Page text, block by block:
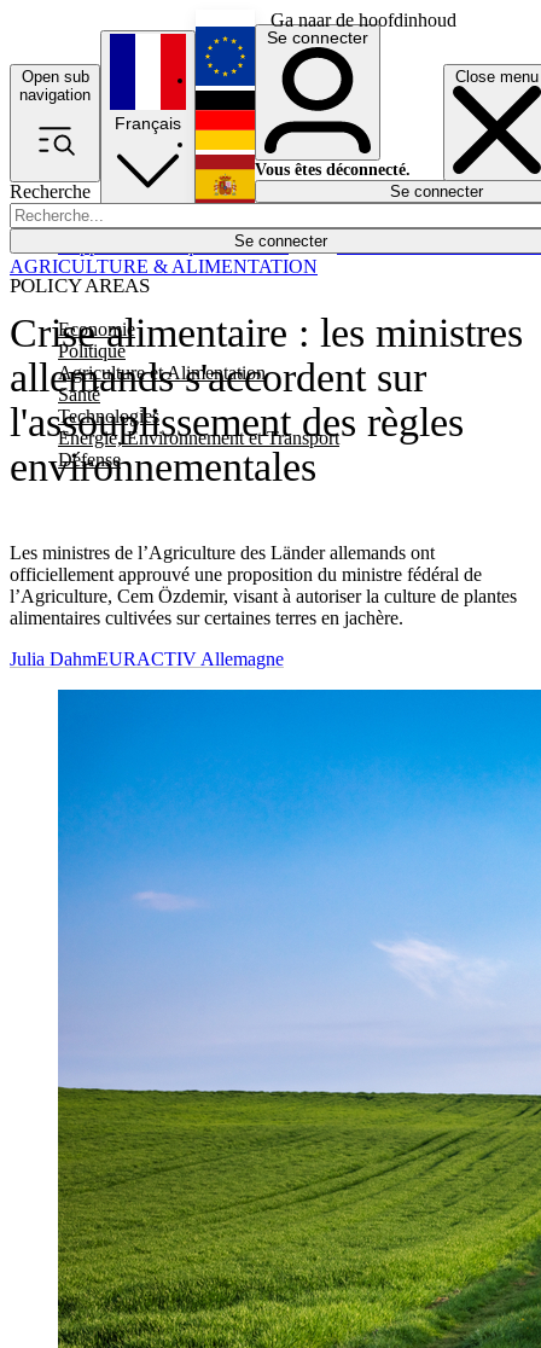
Ga naar de hoofdinhoud
Open sub
navigation
Close menu
Recherche
Se connecter
POLICY AREAS
Economie
Politique
Agriculture et Alimentation
Santé
Technologies
Energie, Environnement et Transport
Défense
Économie
Français
English
Deutsch
Español
Se connecter
Vous êtes déconnecté.
Se connecter
Crise alimentaire : les ministres
allemands s'accordent sur
l'assouplissement des règles
environnementales
Les ministres de l’Agriculture des Länder allemands ont
officiellement approuvé une proposition du ministre fédéral de
l’Agriculture, Cem Özdemir, visant à autoriser la culture de plantes
alimentaires cultivées sur certaines terres en jachère.
AGRICULTURE & ALIMENTATION
Julia DahmEURACTIV Allemagne